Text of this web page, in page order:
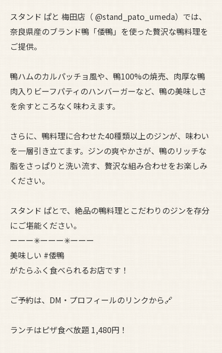
スタンド ぱと 梅田店（ @stand_pato_umeda）では、
奈良県産のブランド鴨「倭鴨」を使った贅沢な鴨料理を
ご提供。
鴨ハムのカルパッチョ風や、鴨100%の焼売、肉厚な鴨
肉入りビーフパティのハンバーガーなど、鴨の美味しさ
を余すところなく味わえます。
さらに、鴨料理に合わせた40種類以上のジンが、味わい
を一層引き立てます。ジンの爽やかさが、鴨のリッチな
脂をさっぱりと洗い流す、贅沢な組み合わせをお楽しみ
ください。
スタンド ぱとで、絶品の鴨料理とこだわりのジンを存分
にご堪能ください。
ーーー✳︎ーーー✳︎ーーー
美味しい #倭鴨
がたらふく食べられるお店です！
ご予約は、DM・プロフィールのリンクから🔗
ランチはピザ食べ放題 1,480円！